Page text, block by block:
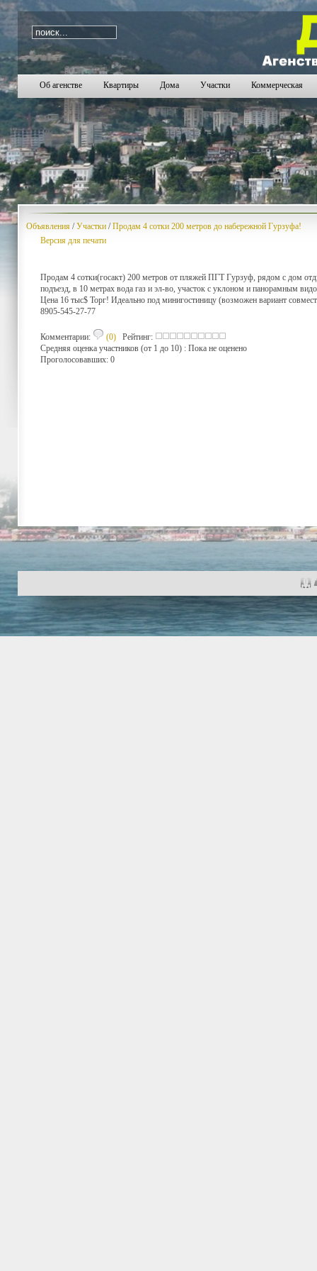
i=1935
Об агенстве Квартиры Дома Участки Коммерческая
Объявления /Участки /Продам 4 сотки 200 метров до набережной Гурзуфа!
Версия для печати
Продам 4 сотки(госакт) 200 метров от пляжей ПГТ Гурзуф, рядом с дом
подъезд, в 10 метрах вода газ и эл-во, участок с уклоном и панорамным
Цена 16 тыс$ Торг! Идеально под минигостиницу (возможен вариант
8905-545-27-77
Комментарии: (0) Рейтинг:
Средняя оценка участников (от 1 до 10) : Пока не оценено
Проголосовавших: 0